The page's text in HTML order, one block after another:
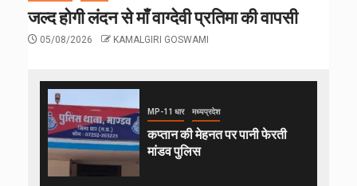
जल्द होगी लंदन से माँ वाग्देवी प्रतिमा की वापसी
05/08/2026 KAMALGIRI GOSWAMI
MP-11 धार मध्यप्रदेश
कप्तान की मेहनत पर पानी फेरती
मांडव पुलिस